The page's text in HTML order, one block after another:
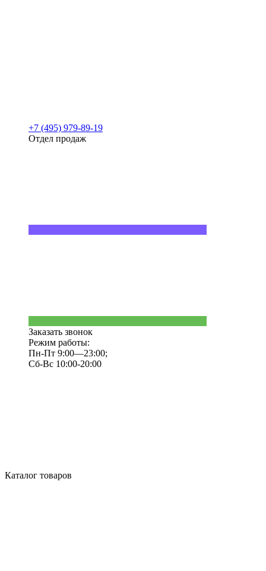
+7 (495) 979-89-19
Отдел продаж
Заказать звонок
Режим работы:
Пн-Пт 9:00—23:00;
Сб-Вс 10:00-20:00
Каталог товаров